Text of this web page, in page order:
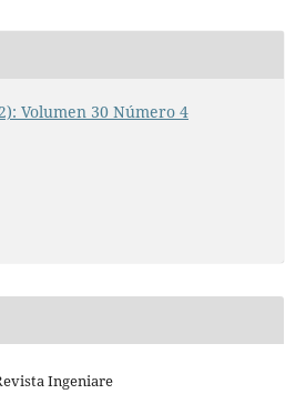
Volumen 30 Número 4
Ingeniare